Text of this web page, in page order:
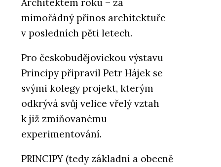
mimořádný přínos architektuře
v posledních pěti letech.
Pro českobudějovickou výstavu
Principy připravil Petr Hájek se
svými kolegy projekt, kterým
odkrývá svůj velice vřelý vztah
k již zmiňovanému
experimentování.
PRINCIPY (tedy základní a obecně